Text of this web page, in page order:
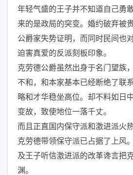
年轻气盛的王子并不知道自己勇
来的是政局的突变。婚约破弃被
公爵家失势证明，而同时民间也
迫害真爱的反派刻板印象。
克劳德公爵虽然出身于名门望族
不和，和本家基本已经断绝了联
略和才华稳坐高位。却不料如日
变故，致使地位一落千丈。
而且正直国内保守派和激进派火
克劳德带领保守派已占据了上风
及王子听信激进派的改革谗言把
渊。